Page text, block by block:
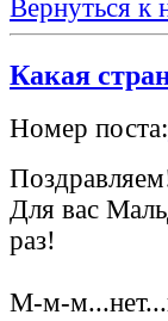
Вернуться к
Какая
Номер поста:
Для вас
раз!
М-м-